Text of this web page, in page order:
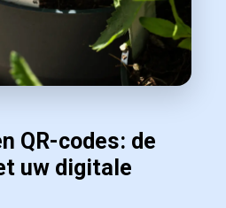
QR-codes: de
uw digitale